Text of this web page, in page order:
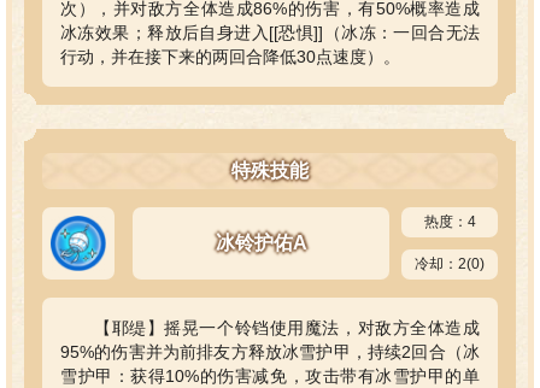
次），并对敌方全体造成86%的伤害，有50%概率造成
冰冻效果；释放后自身进入[[恐惧]]（冰冻：一回合无法
行动，并在接下来的两回合降低30点速度）。
特殊技能
冰铃护佑A
热度：4
冷却：2(0)
【耶缇】摇晃一个铃铛使用魔法，对敌方全体造成
95%的伤害并为前排友方释放冰雪护甲，持续2回合（冰
雪护甲：获得10%的伤害减免，攻击带有冰雪护甲的单